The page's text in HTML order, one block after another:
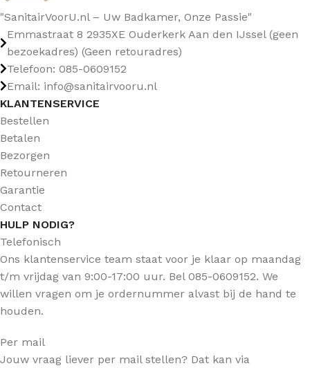
"SanitairVoorU.nl – Uw Badkamer, Onze Passie"
Emmastraat 8 2935XE Ouderkerk Aan den IJssel (geen
bezoekadres) (Geen retouradres)
Telefoon: 085-0609152
Email: info@sanitairvooru.nl
KLANTENSERVICE
Bestellen
Betalen
Bezorgen
Retourneren
Garantie
Contact
HULP NODIG?
Telefonisch
Ons klantenservice team staat voor je klaar op maandag
t/m vrijdag van 9:00-17:00 uur. Bel 085-0609152. We
willen vragen om je ordernummer alvast bij de hand te
houden.
Per mail
Jouw vraag liever per mail stellen? Dat kan via